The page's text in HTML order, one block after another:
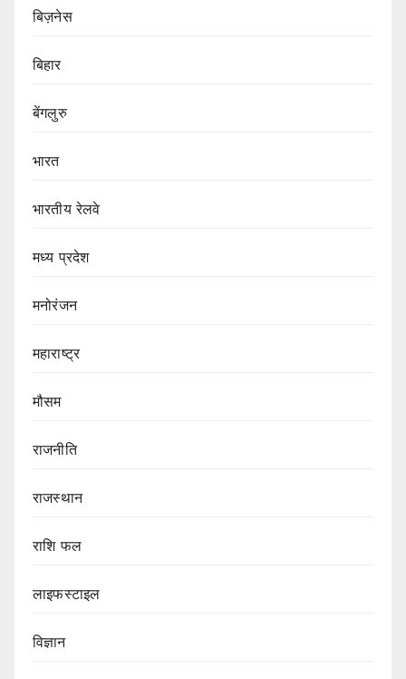
बिज़नेस
बिहार
बेंगलुरु
भारत
भारतीय रेलवे
मध्य प्रदेश
मनोरंजन
महाराष्ट्र
मौसम
राजनीति
राजस्थान
राशि फल
लाइफस्टाइल
विज्ञान